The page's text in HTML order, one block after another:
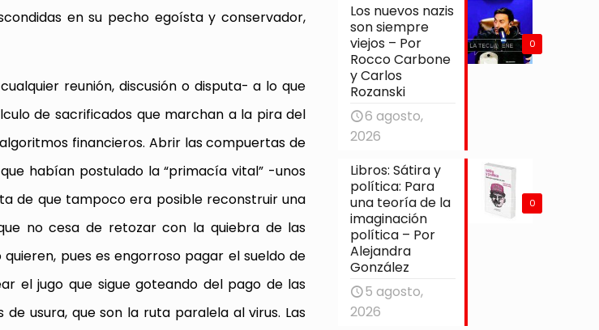
en su pecho egoísta y conservador,
reunión, discusión o disputa- a lo que
de sacrificados que marchan a la pira del
financieros. Abrir las compuertas de
habían postulado la “primacía vital” -unos
de que tampoco era posible reconstruir una
no cesa de retozar con la quiebra de las
pues es engorroso pagar el sueldo de
el jugo que sigue goteando del pago de las
usura, que son la ruta paralela al virus. Las
0
Los nuevos nazis
son siempre
viejos – Por
Rocco Carbone
y Carlos
Rozanski
6 agosto,
2026
0
Libros: Sátira y
política: Para
una teoría de la
imaginación
política – Por
Alejandra
González
5 agosto,
2026